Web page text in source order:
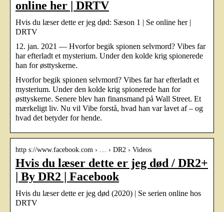
online her | DRTV
Hvis du læser dette er jeg død: Sæson 1 | Se online her |
DRTV
12. jan. 2021 — Hvorfor begik spionen selvmord? Vibes far
har efterladt et mysterium. Under den kolde krig spionerede
han for østtyskerne.
Hvorfor begik spionen selvmord? Vibes far har efterladt et
mysterium. Under den kolde krig spionerede han for
østtyskerne. Senere blev han finansmand på Wall Street. Et
mærkeligt liv. Nu vil Vibe forstå, hvad han var lavet af – og
hvad det betyder for hende.
http s://www.facebook.com › … › DR2 › Videos
Hvis du læser dette er jeg død / DR2+
| By DR2 | Facebook
Hvis du læser dette er jeg død (2020) | Se serien online hos
DRTV